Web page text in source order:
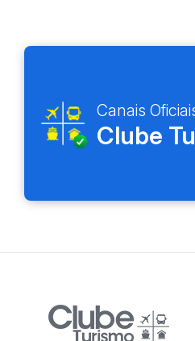
Canais
Clube